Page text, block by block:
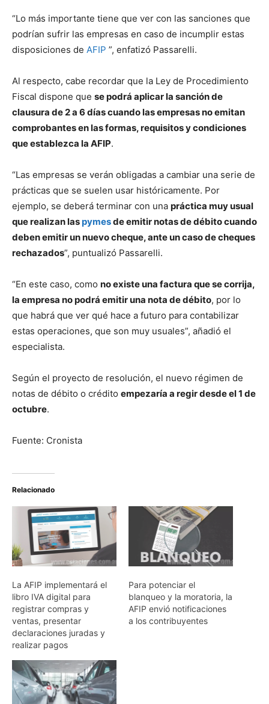
“Lo más importante tiene que ver con las sanciones que
podrían sufrir las empresas en caso de incumplir estas
disposiciones de AFIP ”, enfatizó Passarelli.
Al respecto, cabe recordar que la Ley de Procedimiento
Fiscal dispone que se podrá aplicar la sanción de
clausura de 2 a 6 días cuando las empresas no emitan
comprobantes en las formas, requisitos y condiciones
que establezca la AFIP.
“Las empresas se verán obligadas a cambiar una serie de
prácticas que se suelen usar históricamente. Por
ejemplo, se deberá terminar con una práctica muy usual
que realizan laspymesde emitir notas de débito cuando
deben emitir un nuevo cheque, ante un caso de cheques
rechazados”, puntualizó Passarelli.
“En este caso, como no existe una factura que se corrija,
la empresa no podrá emitir una nota de débito, por lo
que habrá que ver qué hace a futuro para contabilizar
estas operaciones, que son muy usuales”, añadió el
especialista.
Según el proyecto de resolución, el nuevo régimen de
notas de débito o crédito empezaría a regir desde el 1 de
octubre.
Fuente: Cronista
Relacionado
La AFIP implementará el
libro IVA digital para
registrar compras y
ventas, presentar
declaraciones juradas y
realizar pagos
Para potenciar el
blanqueo y la moratoria, la
AFIP envió notificaciones
a los contribuyentes